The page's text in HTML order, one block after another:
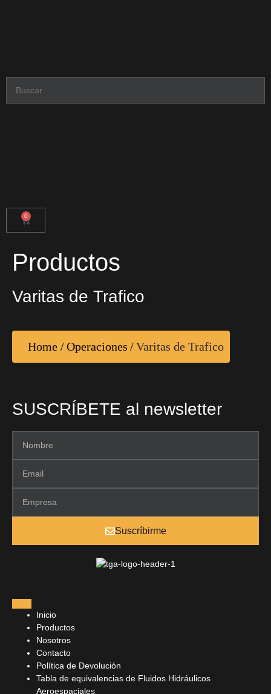
0
Productos
Varitas de Trafico
Home /Operaciones /Varitas de Trafico
SUSCRÍBETE al newsletter
Suscríbirme
Inicio
Productos
Nosotros
Contacto
Política de Devolución
Tabla de equivalencias de Fluidos Hidráulicos
Aeroespaciales